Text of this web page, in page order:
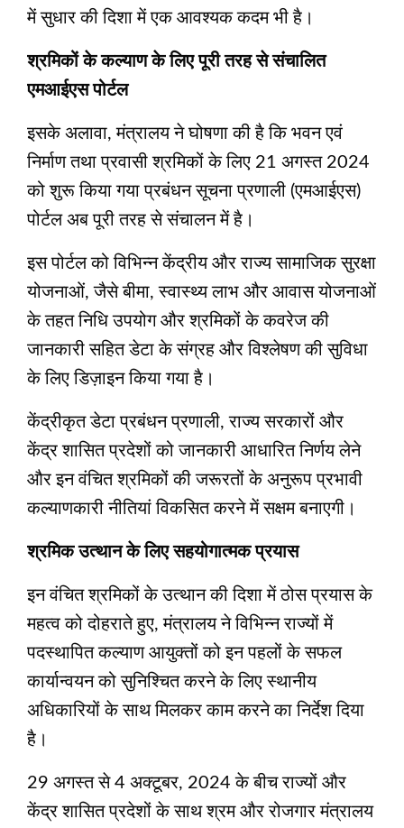
में सुधार की दिशा में एक आवश्यक कदम भी है।
श्रमिकों के कल्याण के लिए पूरी तरह से संचालित
एमआईएस पोर्टल
इसके अलावा, मंत्रालय ने घोषणा की है कि भवन एवं
निर्माण तथा प्रवासी श्रमिकों के लिए 21 अगस्त 2024
को शुरू किया गया प्रबंधन सूचना प्रणाली (एमआईएस)
पोर्टल अब पूरी तरह से संचालन में है।
इस पोर्टल को विभिन्न केंद्रीय और राज्य सामाजिक सुरक्षा
योजनाओं, जैसे बीमा, स्वास्थ्य लाभ और आवास योजनाओं
के तहत निधि उपयोग और श्रमिकों के कवरेज की
जानकारी सहित डेटा के संग्रह और विश्लेषण की सुविधा
के लिए डिज़ाइन किया गया है।
केंद्रीकृत डेटा प्रबंधन प्रणाली, राज्य सरकारों और
केंद्र शासित प्रदेशों को जानकारी आधारित निर्णय लेने
और इन वंचित श्रमिकों की जरूरतों के अनुरूप प्रभावी
कल्याणकारी नीतियां विकसित करने में सक्षम बनाएगी।
श्रमिक उत्थान के लिए सहयोगात्मक प्रयास
इन वंचित श्रमिकों के उत्थान की दिशा में ठोस प्रयास के
महत्व को दोहराते हुए, मंत्रालय ने विभिन्न राज्यों में
पदस्थापित कल्याण आयुक्तों को इन पहलों के सफल
कार्यान्वयन को सुनिश्चित करने के लिए स्थानीय
अधिकारियों के साथ मिलकर काम करने का निर्देश दिया
है।
29 अगस्त से 4 अक्टूबर, 2024 के बीच राज्यों और
केंद्र शासित प्रदेशों के साथ श्रम और रोजगार मंत्रालय